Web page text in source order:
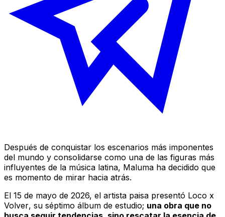
Después de conquistar los escenarios más imponentes
del mundo y consolidarse como una de las figuras más
influyentes de la música latina, Maluma ha decidido que
es momento de mirar hacia atrás.
El 15 de mayo de 2026, el artista paisa presentó Loco x
Volver, su séptimo álbum de estudio; una obra que no